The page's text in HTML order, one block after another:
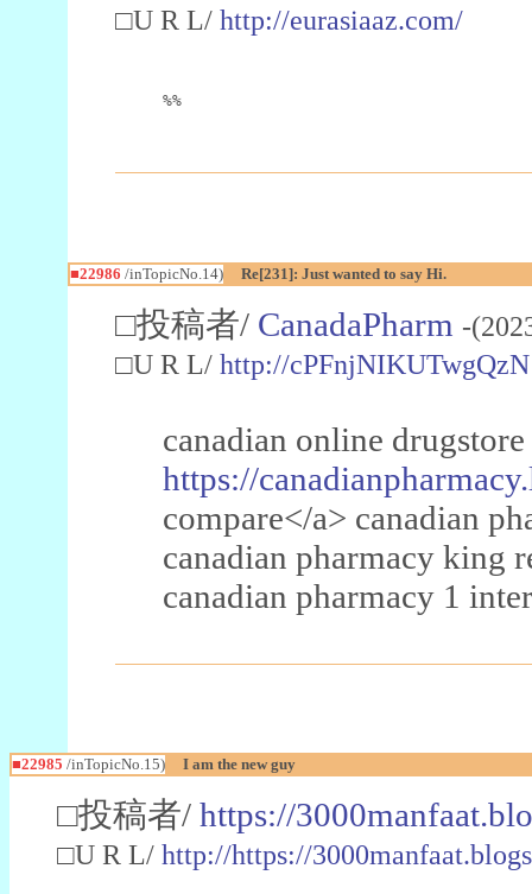
□U R L/ http://eurasiaaz.com/
%%
■22986 /inTopicNo.14) Re[231]: Just wanted to say Hi.
□投稿者/ CanadaPharm -
□U R L/ http://cPFnjNIKUTwgQzN
canadian online
https://
compare</a> canadian
canadian pharmacy king
canadian pharmacy 1
■22985 /inTopicNo.15) I am the new guy
□投稿者/ https://
□U R L/ http://https://